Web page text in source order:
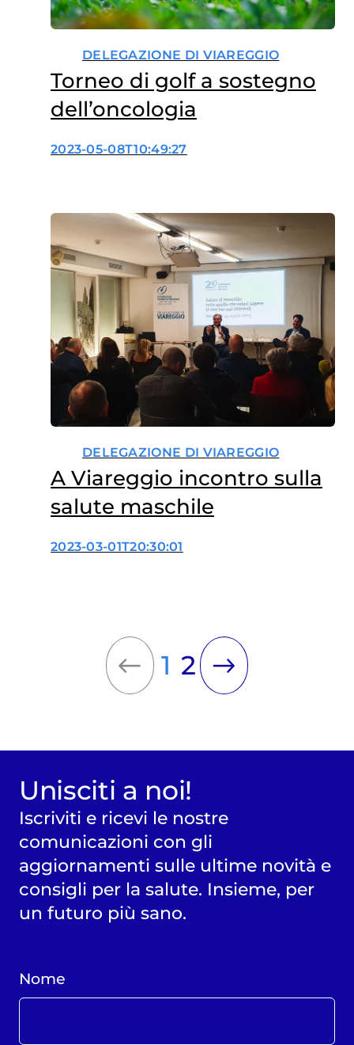
DELEGAZIONE DI VIAREGGIO
Torneo di golf a sostegno
dell’oncologia
2023-05-08T10:49:27
DELEGAZIONE DI VIAREGGIO
A Viareggio incontro sulla
salute maschile
2023-03-01T20:30:01
1 2
Unisciti a noi!
Iscriviti e ricevi le nostre
comunicazioni con gli
aggiornamenti sulle ultime novità e
consigli per la salute. Insieme, per
un futuro più sano.
Nome